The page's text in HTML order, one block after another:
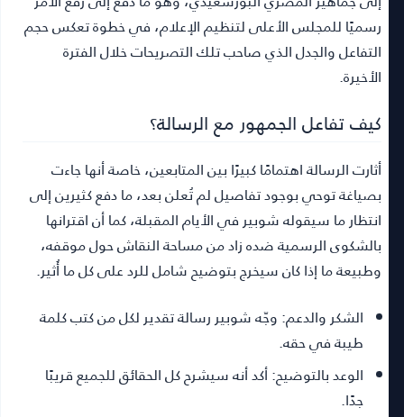
رسميًا للمجلس الأعلى لتنظيم الإعلام، في خطوة تعكس حجم
التفاعل والجدل الذي صاحب تلك التصريحات خلال الفترة
الأخيرة.
كيف تفاعل الجمهور مع الرسالة؟
أثارت الرسالة اهتمامًا كبيرًا بين المتابعين، خاصة أنها جاءت
بصياغة توحي بوجود تفاصيل لم تُعلن بعد، ما دفع كثيرين إلى
انتظار ما سيقوله شوبير في الأيام المقبلة، كما أن اقترانها
بالشكوى الرسمية ضده زاد من مساحة النقاش حول موقفه،
وطبيعة ما إذا كان سيخرج بتوضيح شامل للرد على كل ما أُثير.
الشكر والدعم:وجّه شوبير رسالة تقدير لكل من كتب كلمة
طيبة في حقه.
الوعد بالتوضيح:أكد أنه سيشرح كل الحقائق للجميع قريبًا
جدًا.